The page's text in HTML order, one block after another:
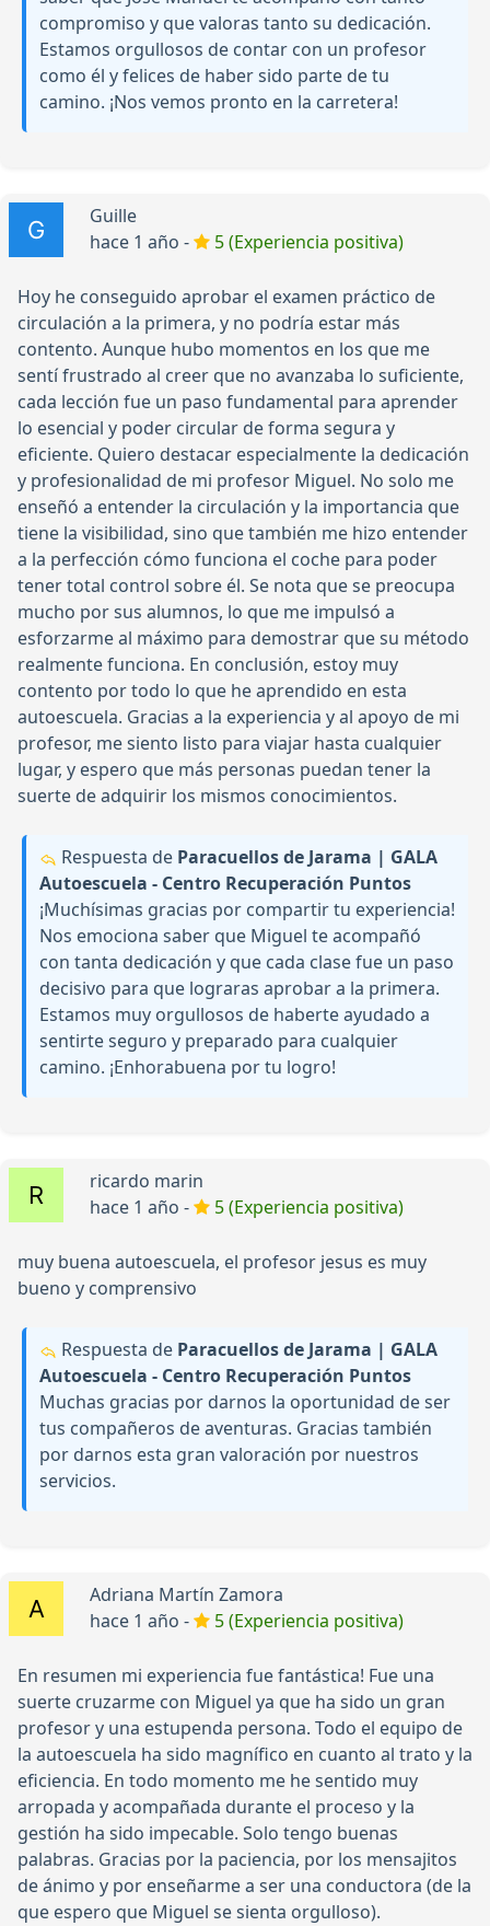
compromiso y que valoras tanto su dedicación.
Estamos orgullosos de contar con un profesor
como él y felices de haber sido parte de tu
camino. ¡Nos vemos pronto en la carretera!
Guille
hace 1 año -
5 (Experiencia positiva)
Hoy he conseguido aprobar el examen práctico de
circulación a la primera, y no podría estar más
contento. Aunque hubo momentos en los que me
sentí frustrado al creer que no avanzaba lo suficiente,
cada lección fue un paso fundamental para aprender
lo esencial y poder circular de forma segura y
eficiente. Quiero destacar especialmente la dedicación
y profesionalidad de mi profesor Miguel. No solo me
enseñó a entender la circulación y la importancia que
tiene la visibilidad, sino que también me hizo entender
a la perfección cómo funciona el coche para poder
tener total control sobre él. Se nota que se preocupa
mucho por sus alumnos, lo que me impulsó a
esforzarme al máximo para demostrar que su método
realmente funciona. En conclusión, estoy muy
contento por todo lo que he aprendido en esta
autoescuela. Gracias a la experiencia y al apoyo de mi
profesor, me siento listo para viajar hasta cualquier
lugar, y espero que más personas puedan tener la
suerte de adquirir los mismos conocimientos.
Respuesta de Paracuellos de Jarama | GALA
Autoescuela - Centro Recuperación Puntos
¡Muchísimas gracias por compartir tu experiencia!
Nos emociona saber que Miguel te acompañó
con tanta dedicación y que cada clase fue un paso
decisivo para que lograras aprobar a la primera.
Estamos muy orgullosos de haberte ayudado a
sentirte seguro y preparado para cualquier
camino. ¡Enhorabuena por tu logro!
ricardo marin
hace 1 año -
5 (Experiencia positiva)
muy buena autoescuela, el profesor jesus es muy
bueno y comprensivo
Respuesta de Paracuellos de Jarama | GALA
Autoescuela - Centro Recuperación Puntos
Muchas gracias por darnos la oportunidad de ser
tus compañeros de aventuras. Gracias también
por darnos esta gran valoración por nuestros
servicios.
Adriana Martín Zamora
hace 1 año -
5 (Experiencia positiva)
En resumen mi experiencia fue fantástica! Fue una
suerte cruzarme con Miguel ya que ha sido un gran
profesor y una estupenda persona. Todo el equipo de
la autoescuela ha sido magnífico en cuanto al trato y la
eficiencia. En todo momento me he sentido muy
arropada y acompañada durante el proceso y la
gestión ha sido impecable. Solo tengo buenas
palabras. Gracias por la paciencia, por los mensajitos
de ánimo y por enseñarme a ser una conductora (de la
que espero que Miguel se sienta orgulloso).